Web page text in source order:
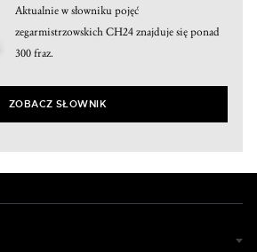
Aktualnie w słowniku pojęć
zegarmistrzowskich CH24 znajduje się ponad
300 fraz.
ZOBACZ SŁOWNIK